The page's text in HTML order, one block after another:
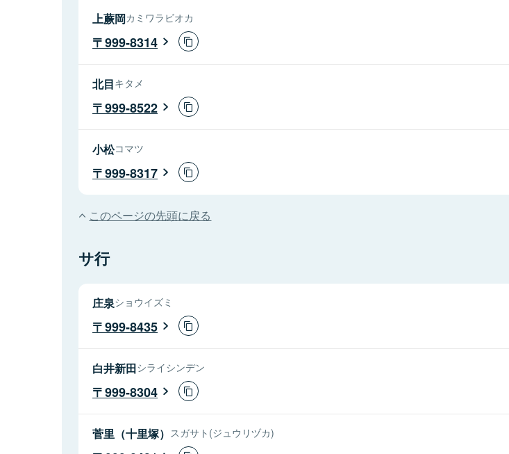
上蕨岡カミワラビオカ
999-8314
北目キタメ
999-8522
小松コマツ
999-8317
このページの先頭に戻る
サ行
庄泉ショウイズミ
999-8435
白井新田シライシンデン
999-8304
菅里（十里塚） スガサト(ジュウリヅカ)